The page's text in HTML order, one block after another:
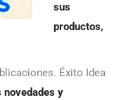
sus
productos,
Éxito Idea
novedades y